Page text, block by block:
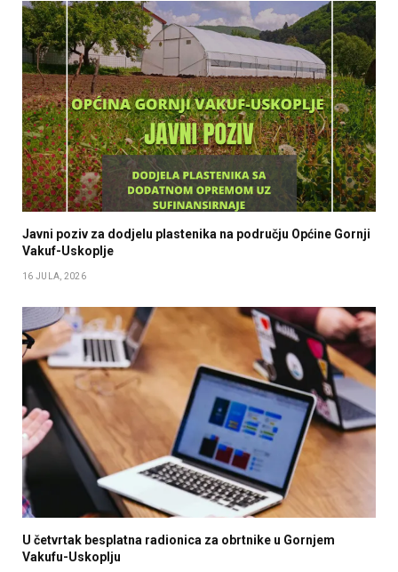
Javni poziv za dodjelu plastenika na području Općine Gornji
Vakuf-Uskoplje
16 JULA, 2026
U četvrtak besplatna radionica za obrtnike u Gornjem
Vakufu-Uskoplju